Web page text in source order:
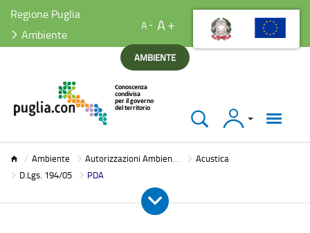
Regione Puglia
Ambiente
A A
AMBIENTE
Accedi
Ambiente Autorizzazioni Ambientali
Acustica
D.Lgs. 194/05
PDA